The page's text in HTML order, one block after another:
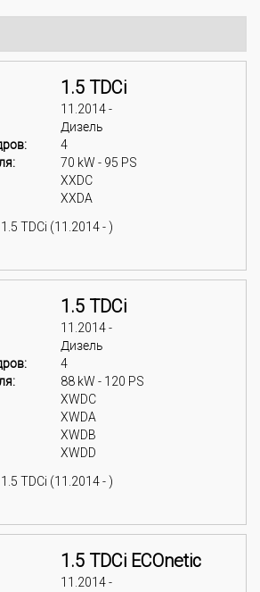
1.5 TDCi
11.2014 -
Дизель
4
70 kW - 95 PS
XXDC
XXDA
TDCi (11.2014 - )
1.5 TDCi
11.2014 -
Дизель
4
88 kW - 120 PS
XWDC
XWDA
XWDB
XWDD
TDCi (11.2014 - )
1.5 TDCi ECOnetic
11.2014 -